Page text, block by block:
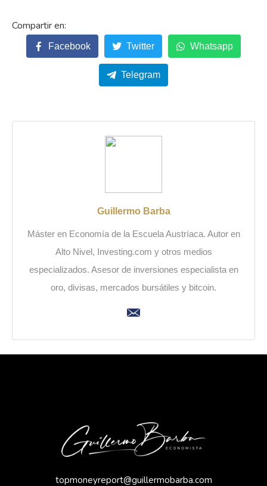
Facebook Twitter Whatsapp
Telegram
Guillermo Barba
Máster en Economía de la Escuela Austríaca. Autor en
Alto Nivel, Investing.com y otros medios
especializados. Asesor de inversiones especialista en
oro, divisas, mercados bursátiles y bitcoin.
topmoneyreport@guillermobarba.com